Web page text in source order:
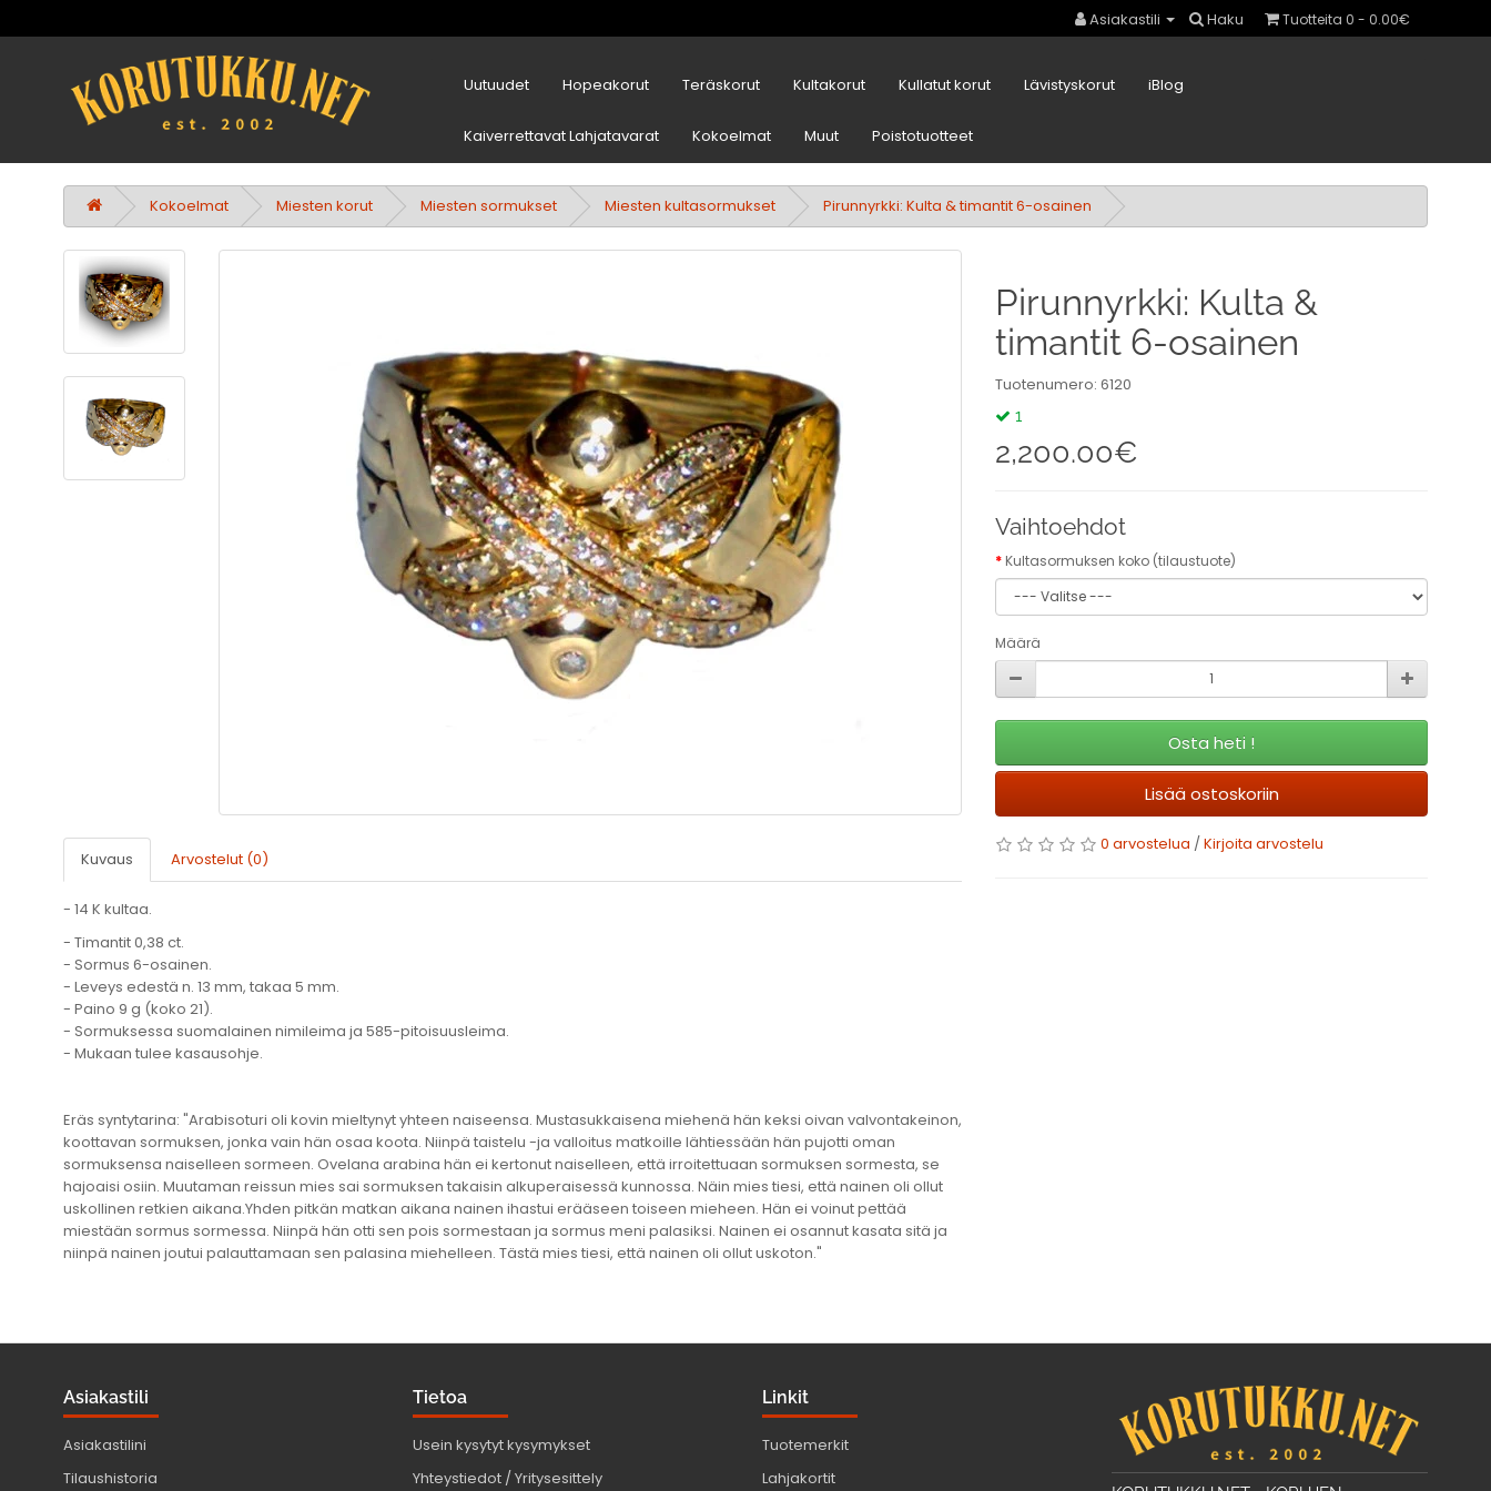
Asiakastili Haku Tuotteita 0 - 0.00€
Uutuudet Hopeakorut Teräskorut Kultakorut Kullatut korut Lävistyskorut iBlog
Kaiverrettavat Lahjatavarat Kokoelmat Muut Poistotuotteet
Kokoelmat Miesten korut Miesten sormukset Miesten kultasormukset Pirunnyrkki: Kulta & timantit 6-osainen
Kuvaus Arvostelut (0)
- 14 K kultaa.
- Timantit 0,38 ct.
- Sormus 6-osainen.
- Leveys edestä n. 13 mm, takaa 5 mm.
- Paino 9 g (koko 21).
- Sormuksessa suomalainen nimileima ja 585-pitoisuusleima.
- Mukaan tulee kasausohje.
Eräs syntytarina: "Arabisoturi oli kovin mieltynyt yhteen naiseensa. Mustasukkaisena miehenä hän keksi oivan valvontakeinon,
koottavan sormuksen, jonka vain hän osaa koota. Niinpä taistelu -ja valloitus matkoille lähtiessään hän pujotti oman
sormuksensa naiselleen sormeen. Ovelana arabina hän ei kertonut naiselleen, että irroitettuaan sormuksen sormesta, se
hajoaisi osiin. Muutaman reissun mies sai sormuksen takaisin alkuperaisessä kunnossa. Näin mies tiesi, että nainen oli ollut
uskollinen retkien aikana.Yhden pitkän matkan aikana nainen ihastui erääseen toiseen mieheen. Hän ei voinut pettää
miestään sormus sormessa. Niinpä hän otti sen pois sormestaan ja sormus meni palasiksi. Nainen ei osannut kasata sitä ja
niinpä nainen joutui palauttamaan sen palasina miehelleen. Tästä mies tiesi, että nainen oli ollut uskoton."
Pirunnyrkki: Kulta &
timantit 6-osainen
Tuotenumero: 6120
1
2,200.00€
Vaihtoehdot
Kultasormuksen koko (tilaustuote)
Määrä
Osta heti !
Lisää ostoskoriin
0 arvostelua / Kirjoita arvostelu
Asiakastili
Asiakastilini
Tilaushistoria
Tietoa
Usein kysytyt kysymykset
Yhteystiedot / Yritysesittely
Linkit
Tuotemerkit
Lahjakortit